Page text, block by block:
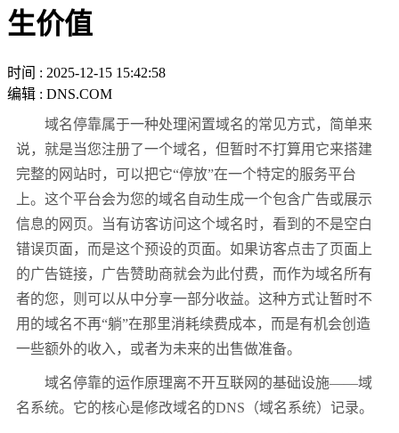
生价值
时间 : 2025-12-15 15:42:58
编辑 : DNS.COM
域名停靠属于一种处理闲置域名的常见方式，简单来
说，就是当您注册了一个域名，但暂时不打算用它来搭建
完整的网站时，可以把它“停放”在一个特定的服务平台
上。这个平台会为您的域名自动生成一个包含广告或展示
信息的网页。当有访客访问这个域名时，看到的不是空白
错误页面，而是这个预设的页面。如果访客点击了页面上
的广告链接，广告赞助商就会为此付费，而作为域名所有
者的您，则可以从中分享一部分收益。这种方式让暂时不
用的域名不再“躺”在那里消耗续费成本，而是有机会创造
一些额外的收入，或者为未来的出售做准备。
域名停靠的运作原理离不开互联网的基础设施——域
名系统。它的核心是修改域名的DNS （域名系统）记录。